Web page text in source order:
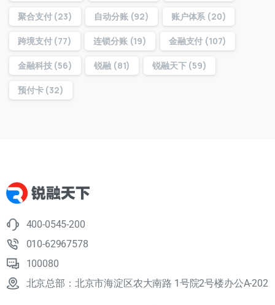
聚合支付(23) 自动分账(92) 账户体系 (20)
跨境支付(77) 连锁分账(19) 金融支付 (107)
金融科技(56) 锐融 (81) 锐融天下(59)
预付卡(32)
400-0545-200
010-62967578
100080
北京总部：北京市海淀区农大南路 1号院2号楼办公A-202